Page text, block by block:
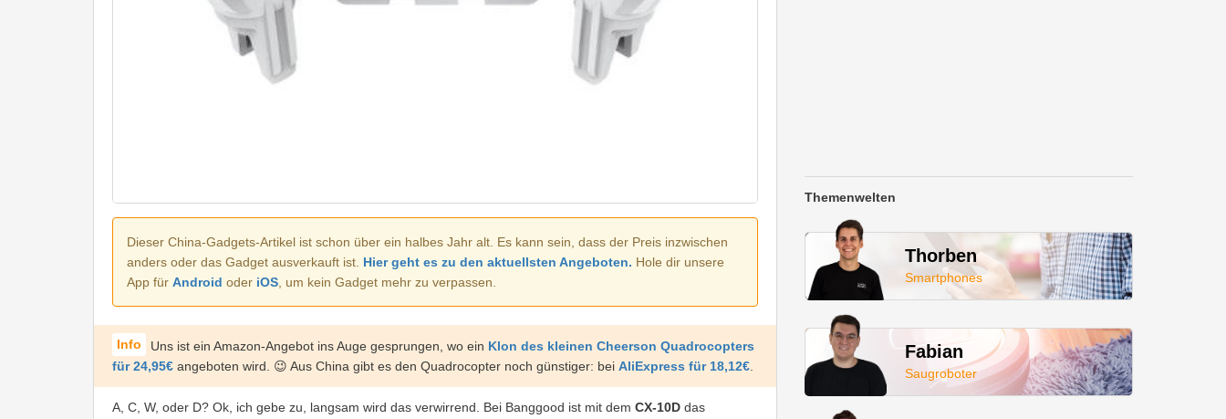
Dieser China-Gadgets-Artikel ist schon über ein halbes Jahr alt. Es kann sein, dass der Preis inzwischen
anders oder das Gadget ausverkauft ist. Hier geht es zu den aktuellsten Angeboten. Hole dir unsere
App für Android oder iOS , um kein Gadget mehr zu verpassen.
Uns ist ein Amazon-Angebot ins Auge gesprungen, wo ein Klon des kleinen Cheerson Quadrocopters
für 24,95€ angeboten wird. 😉 Aus China gibt es den Quadrocopter noch günstiger: bei AliExpress für 18,12€
A, C, W, oder D? Ok, ich gebe zu, langsam wird das verwirrend. Bei Banggood ist mit dem CX-10D das
Themenwelten
Thorben
Smartphones
Fabian
Saugroboter